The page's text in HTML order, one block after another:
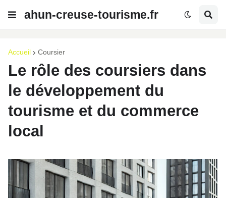
ahun-creuse-tourisme.fr
Accueil Coursier
Le rôle des coursiers dans
le développement du
tourisme et du commerce
local